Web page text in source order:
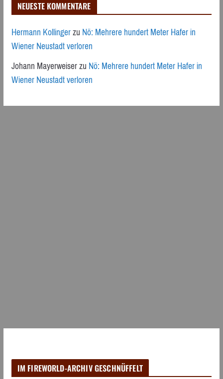
NEUESTE KOMMENTARE
Hermann KollingerzuNö: Mehrere hundert Meter Hafer in
Wiener Neustadt verloren
Johann MayerweiserzuNö: Mehrere hundert Meter Hafer in
Wiener Neustadt verloren
IM FIREWORLD-ARCHIV GESCHNÜFFELT